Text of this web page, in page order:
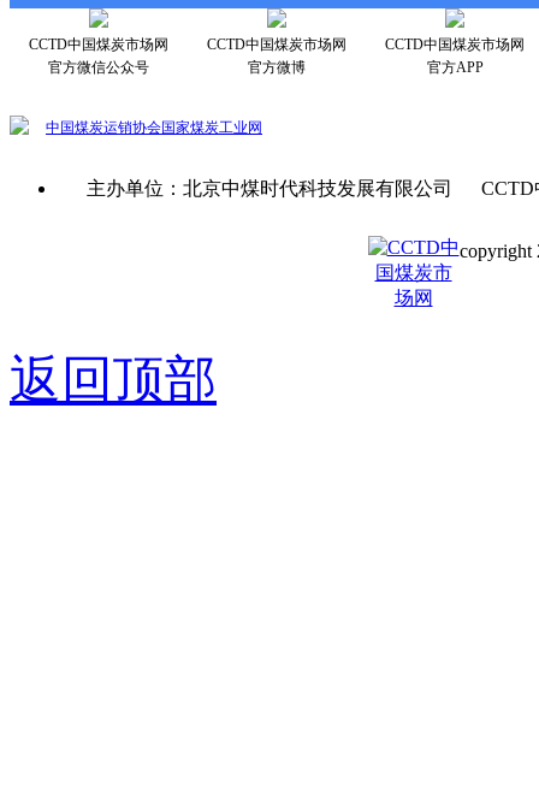
CCTD中国煤炭市场网
官方微信公众号
CCTD中国煤炭市场网
官方微博
CCTD中国煤炭市场网
官方APP
中国煤炭运销协会国家煤炭工业网
主办单位：北京中煤时代科技发展有限公司
copyright
返回顶部